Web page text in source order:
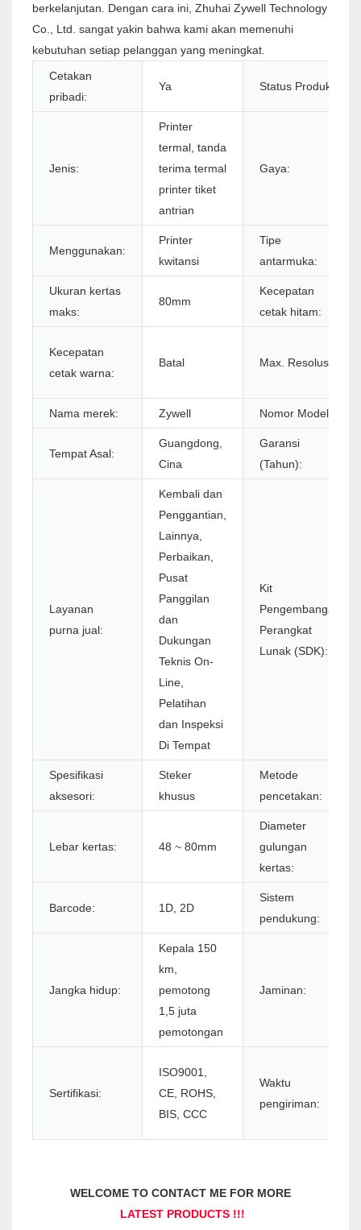
berkelanjutan. Dengan cara ini, Zhuhai Zywell Technology
Co., Ltd. sangat yakin bahwa kami akan memenuhi
kebutuhan setiap pelanggan yang meningkat.
Cetakan
pribadi:
Ya Status Produk:
Jenis:
Printer
termal, tanda
terima termal
printer tiket
antrian
Gaya:
Menggunakan:
Printer
kwitansi
Tipe
antarmuka:
Ukuran kertas
maks:
80mm
Kecepatan
cetak hitam:
Kecepatan
cetak warna:
Batal Max. Resolusi:
Nama merek: Zywell Nomor Model:
Tempat Asal:
Guangdong,
Cina
Garansi
(Tahun):
Layanan
purna jual:
Kembali dan
Penggantian,
Lainnya,
Perbaikan,
Pusat
Panggilan
dan
Dukungan
Teknis On-
Line,
Pelatihan
dan Inspeksi
Di Tempat
Kit
Pengembangan
Perangkat
Lunak (SDK):
Spesifikasi
aksesori:
Steker
khusus
Metode
pencetakan:
Lebar kertas: 48 ~ 80mm
Diameter
gulungan
kertas:
Barcode: 1D, 2D
Sistem
pendukung:
Jangka hidup:
Kepala 150
km,
pemotong
1,5 juta
pemotongan
Jaminan:
Sertifikasi:
ISO9001,
CE, ROHS,
BIS, CCC
Waktu
pengiriman: